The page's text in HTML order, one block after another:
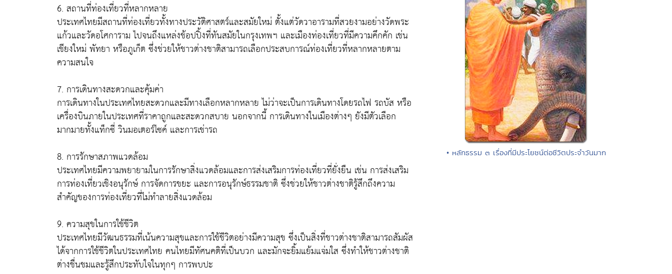
6. สถานที่ท่องเที่ยวที่หลากหลาย
ประเทศไทยมีสถานที่ท่องเที่ยวทั้งทางประวัติศาสตร์และสมัยใหม่ ตั้งแต่วัดวาอารามที่สวยงามอย่างวัดพระ
แก้วและวัดอโศการาม ไปจนถึงแหล่งช้อปปิ้งที่ทันสมัยในกรุงเทพฯ และเมืองท่องเที่ยวที่มีความคึกคัก เช่น
เชียงใหม่ พัทยา หรือภูเก็ต ซึ่งช่วยให้ชาวต่างชาติสามารถเลือกประสบการณ์ท่องเที่ยวที่หลากหลายตาม
ความสนใจ
7. การเดินทางสะดวกและคุ้มค่า
การเดินทางในประเทศไทยสะดวกและมีทางเลือกหลากหลาย ไม่ว่าจะเป็นการเดินทางโดยรถไฟ รถบัส หรือ
เครื่องบินภายในประเทศที่ราคาถูกและสะดวกสบาย นอกจากนี้ การเดินทางในเมืองต่างๆ ยังมีตัวเลือก
มากมายทั้งแท็กซี่ วินมอเตอร์ไซค์ และการเช่ารถ
8. การรักษาสภาพแวดล้อม
ประเทศไทยมีความพยายามในการรักษาสิ่งแวดล้อมและการส่งเสริมการท่องเที่ยวที่ยั่งยืน เช่น การส่งเสริม
การท่องเที่ยวเชิงอนุรักษ์ การจัดการขยะ และการอนุรักษ์ธรรมชาติ ซึ่งช่วยให้ชาวต่างชาติรู้สึกถึงความ
สำคัญของการท่องเที่ยวที่ไม่ทำลายสิ่งแวดล้อม
9. ความสุขในการใช้ชีวิต
ประเทศไทยมีวัฒนธรรมที่เน้นความสุขและการใช้ชีวิตอย่างมีความสุข ซึ่งเป็นสิ่งที่ชาวต่างชาติสามารถสัมผัส
ได้จากการใช้ชีวิตในประเทศไทย คนไทยมีทัศนคติที่เป็นบวก และมักจะยิ้มแย้มแจ่มใส ซึ่งทำให้ชาวต่างชาติ
ต่างชื่นชมและรู้สึกประทับใจในทุกๆ การพบปะ
• หลักธรรม ๓ เรื่องที่มีประโยชน์ต่อชีวิตประจำวันมาก